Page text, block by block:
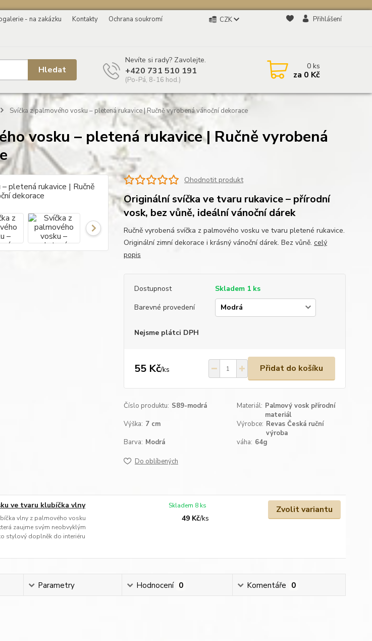
- na zakázku Kontakty
Ochrana soukromí
CZK Přihlášení
Hledat
Nevíte si rady? Zavolejte.
+420 731 510 191
(Po-Pá, 8-16 hod.)
0ks
za 0 Kč
Svíčka z palmového vosku – pletená rukavice | Ručně vyrobená vánoční dekorace
vosku – pletená rukavice | Ručně vyrobená
Ohodnotit produkt
Originální svíčka ve tvaru rukavice – přírodní
vosk, bez vůně, ideální vánoční dárek
Ručně vyrobená svíčka z palmového vosku ve tvaru pletené rukavice.
Originální zimní dekorace i krásný vánoční dárek. Bez vůně. celý
popis
Dostupnost
Skladem 1 ks
Barevné provedení
Nejsme plátci DPH
55 Kč/ks Přidat do košíku
Číslo produktu: S89-modrá Materiál: Palmový vosk přírodní
materiál
Výška: 7 cm Výrobce: Revas Česká ruční
výroba
Barva: Modrá váha: 64g
Do oblíbených
ve tvaru klubíčka vlny
vlny z palmového vosku
zaujme svým neobvyklým
stylový doplněk do interiéru
49 Kč/ks
Skladem 8 ks Zvolit variantu
Parametry Hodnocení 0 Komentáře 0